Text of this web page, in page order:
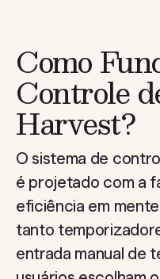
Como
Controle
Harvest?
O sistema de
é projetado com a
eficiência em
tanto
entrada manual de